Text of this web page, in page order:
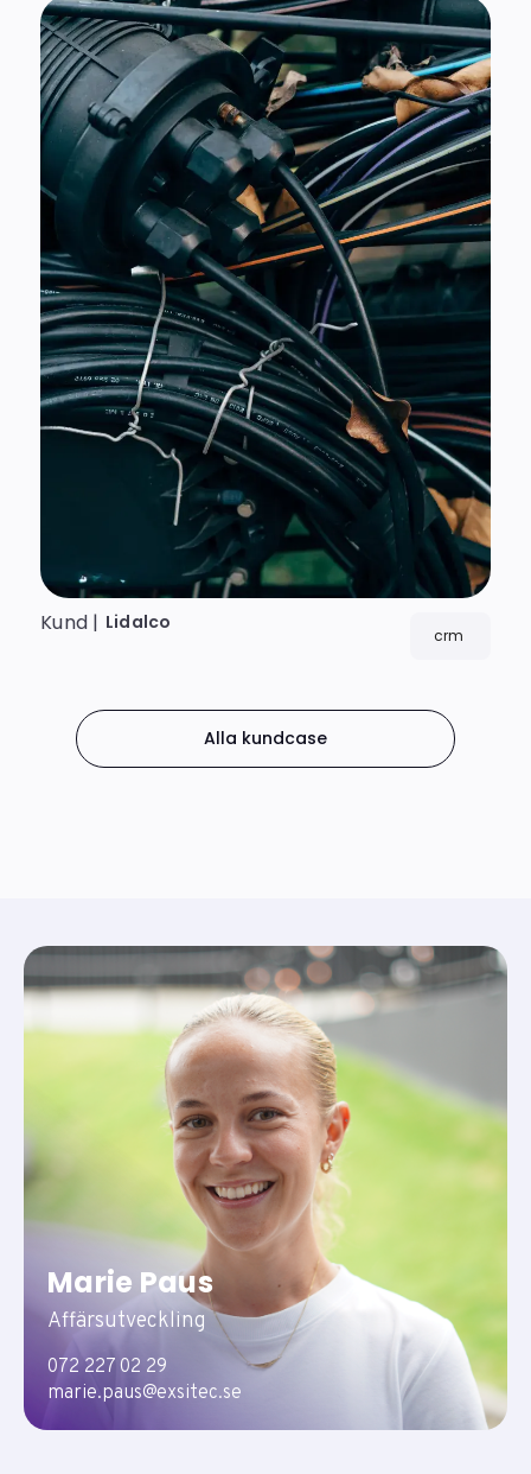
Kund | Lidalco
crm
Alla kundcase
Marie Paus
Affärsutveckling
072 227 02 29
marie.paus@exsitec.se